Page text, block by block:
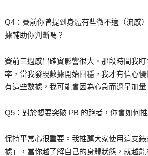
Q4：賽前你曾提到身體有些微不適（流感
據輔助你判斷嗎？
賽前三週感冒確實影響很大。那段時間我
率，當我發現數據開始回穩，我才有信心
有這些數據，我可能會因為心急而過早加量
Q5：對於想要突破 PB 的跑者，你會如何
保持平常心很重要。我推薦大家使用這支
據」，當你越了解自己的身體狀態，就越能